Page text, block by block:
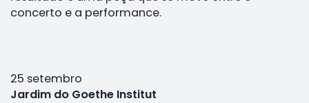
concerto e a performance.
25 setembro
Jardim do Goethe Institut